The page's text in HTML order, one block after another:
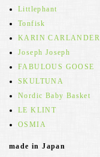
Littlephant
Tonfisk
KARIN CARLANDER
Joseph Joseph
FABULOUS GOOSE
SKULTUNA
Nordic Baby Basket
LE KLINT
OSMIA
made in Japan